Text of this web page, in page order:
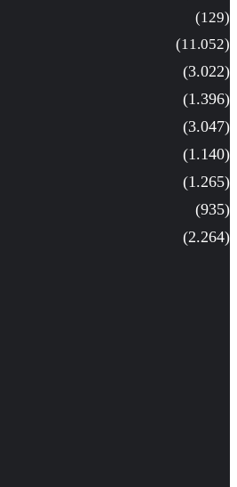
(129)
(11.052)
(3.022)
(1.396)
(3.047)
(1.140)
(1.265)
(935)
(2.264)